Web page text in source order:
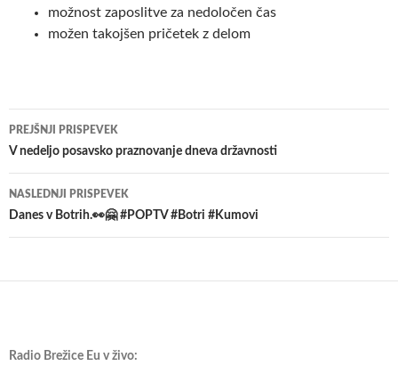
možnost zaposlitve za nedoločen čas
možen takojšen pričetek z delom
Krmarjenje
po
prispevkih
PREJŠNJI PRISPEVEK
V nedeljo posavsko praznovanje dneva državnosti
NASLEDNJI PRISPEVEK
Danes v Botrih.👀🤗 #POPTV #Botri #Kumovi
Radio Brežice Eu v živo: